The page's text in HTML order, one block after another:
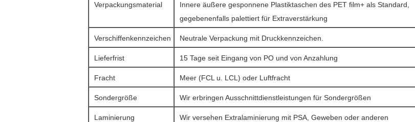
Verpackungsmaterial
Innere äußere gesponnene Plastiktaschen des PET film+ als Standard,
gegebenenfalls palettiert für Extraverstärkung
Verschiffenkennzeichen Neutrale Verpackung mit Druckkennzeichen.
Lieferfrist 15 Tage seit Eingang von PO und von Anzahlung
Fracht Meer (FCL u. LCL) oder Luftfracht
Sondergröße Wir erbringen Ausschnittdienstleistungen für Sondergrößen
Laminierung
Wir versehen Extralaminierung mit PSA, Geweben oder anderen